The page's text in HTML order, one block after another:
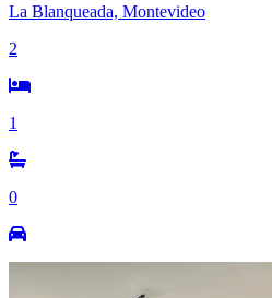
La Blanqueada, Montevideo
2
1
0